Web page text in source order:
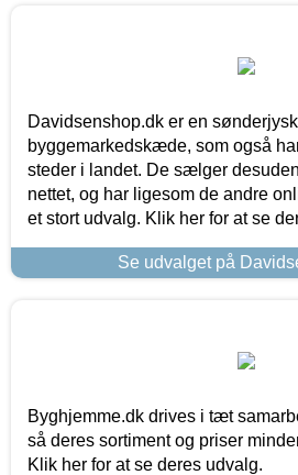
Davidsenshop.dk er en sønderjysk
byggemarkedskæde, som også
steder i landet. De sælger
nettet, og har ligesom de andre
et stort udvalg. Klik her for at se
Se udvalget på
Byghjemme.dk drives i tæt
så deres sortiment og priser
Klik her for at se deres udvalg.